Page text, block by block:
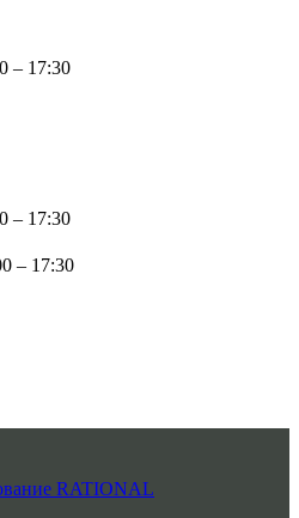
– 17:30
– 17:30
– 17:30
RATIONAL